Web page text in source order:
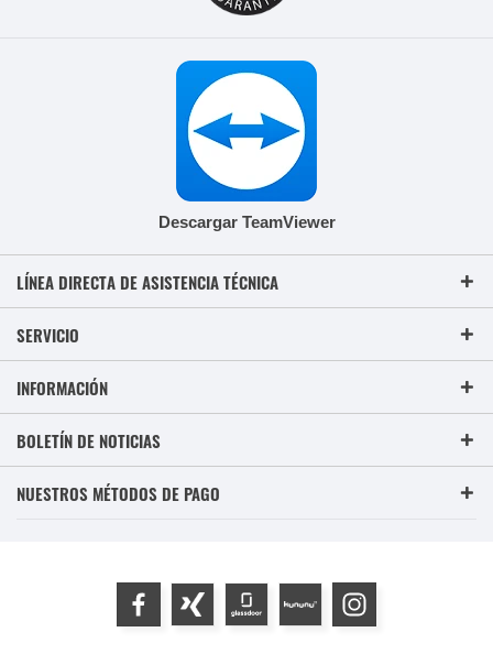
Descargar TeamViewer
LÍNEA DIRECTA DE ASISTENCIA TÉCNICA
SERVICIO
INFORMACIÓN
BOLETÍN DE NOTICIAS
NUESTROS MÉTODOS DE PAGO